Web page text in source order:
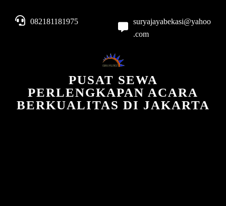
082181181975
suryajayabekasi@yahoo
.com
PUSAT SEWA
PERLENGKAPAN ACARA
BERKUALITAS DI JAKARTA